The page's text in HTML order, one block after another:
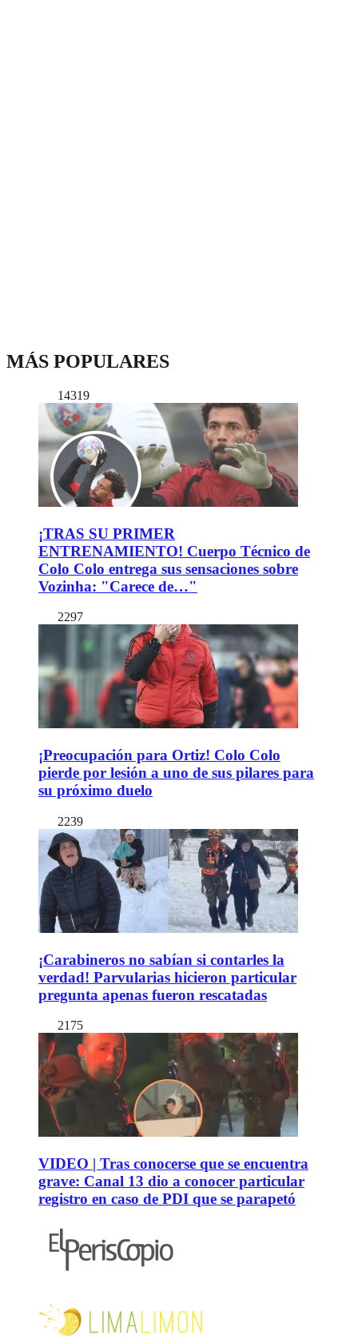
MÁS POPULARES
14319
¡TRAS SU PRIMER
ENTRENAMIENTO! Cuerpo Técnico de
Colo Colo entrega sus sensaciones sobre
Vozinha: "Carece de…"
2297
¡Preocupación para Ortiz! Colo Colo
pierde por lesión a uno de sus pilares para
su próximo duelo
2239
¡Carabineros no sabían si contarles la
verdad! Parvularias hicieron particular
pregunta apenas fueron rescatadas
2175
VIDEO | Tras conocerse que se encuentra
grave: Canal 13 dio a conocer particular
registro en caso de PDI que se parapetó